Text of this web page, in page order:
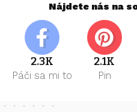
Nájdete nás na
2.3K
Páči sa mi to
2.1K
Pin